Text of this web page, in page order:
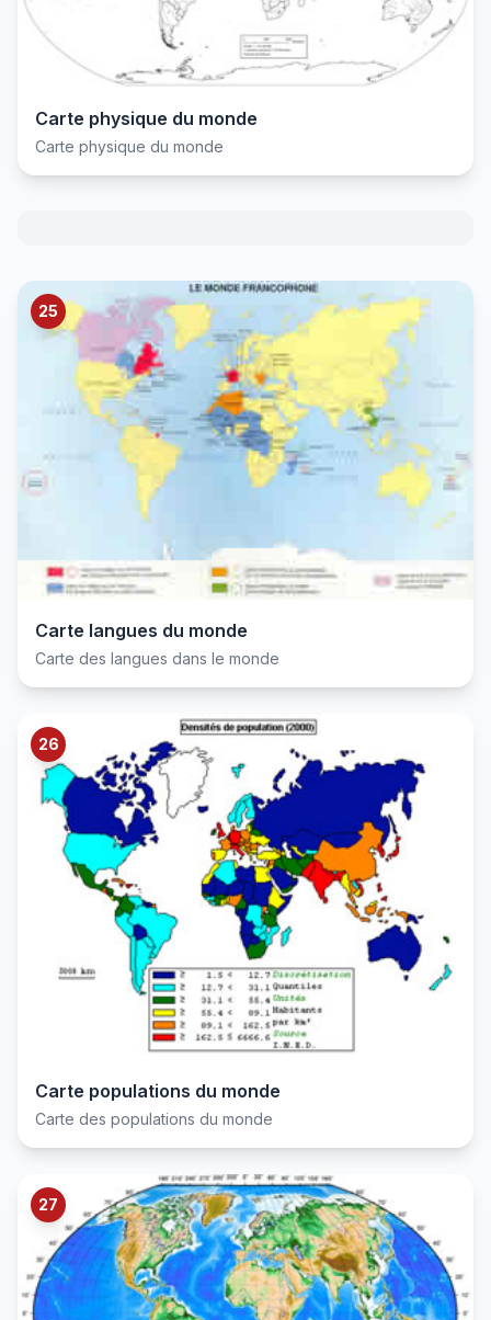
Carte physique du monde
Carte physique du monde
25
Carte langues du monde
Carte des langues dans le monde
26
Carte populations du monde
Carte des populations du monde
27